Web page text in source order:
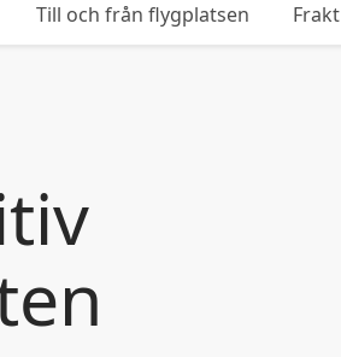
Till och från flygplatsen Frakt